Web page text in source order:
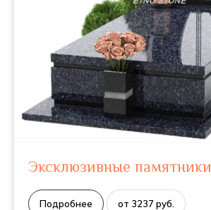
Эксклюзивные памятники
Подробнее от 3237 руб.